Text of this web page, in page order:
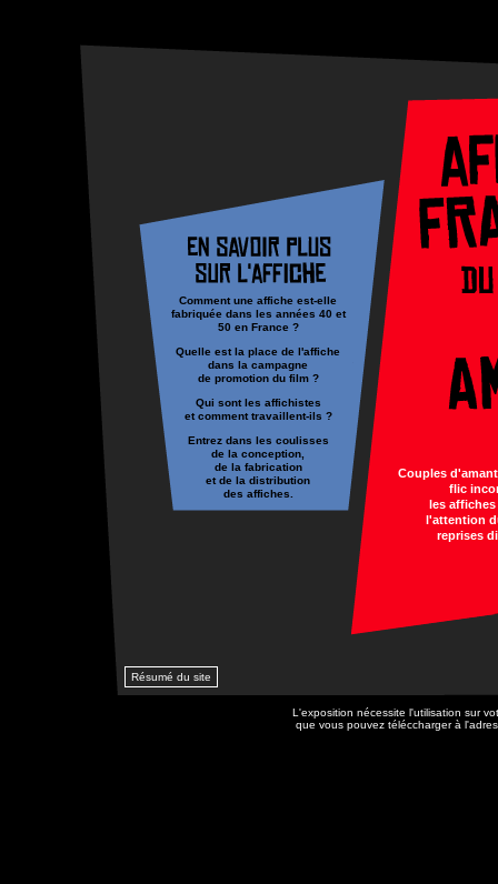
Couples
flic
les
l'attention
reprises
Comment une affiche est-elle
fabriquée dans les années 40 et
50 en France ?
Quelle est la place de l'affiche
dans la campagne
de promotion du film ?
Qui sont les affichistes
et comment travaillent-ils ?
Entrez dans les coulisses
de la conception,
de la fabrication
et de la distribution
des affiches.
Résumé du site
L'exposition nécessite l'utilisation sur
que vous pouvez téléccharger à